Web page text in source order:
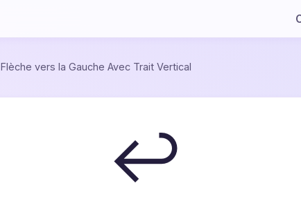
Flèche vers la Gauche Avec Trait Vertical
↩